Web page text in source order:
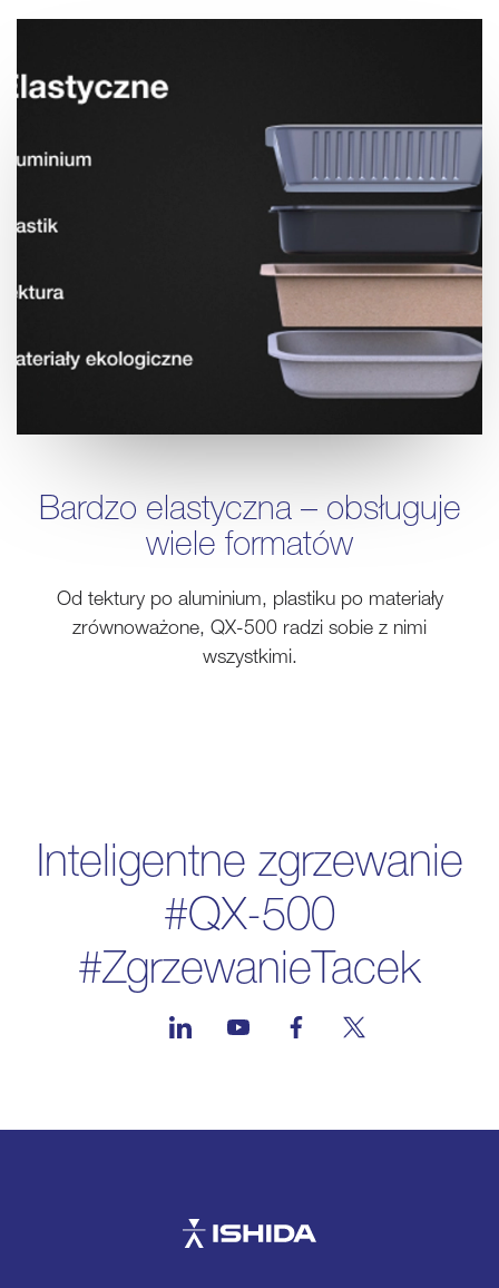
Bardzo elastyczna – obsługuje
wiele formatów
Od tektury po aluminium, plastiku po materiały
zrównoważone, QX-500 radzi sobie z nimi
wszystkimi.
Inteligentne zgrzewanie
#QX-500
#ZgrzewanieTacek